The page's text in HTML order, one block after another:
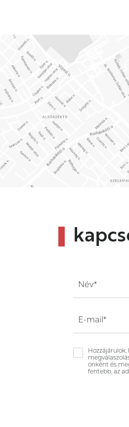
Név*
E-mail*
önként és
fentebb, az